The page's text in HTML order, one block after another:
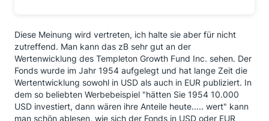
Diese Meinung wird vertreten, ich halte sie aber für nicht
zutreffend. Man kann das zB sehr gut an der
Wertenwicklung des Templeton Growth Fund Inc. sehen. Der
Fonds wurde im Jahr 1954 aufgelegt und hat lange Zeit die
Wertentwicklung sowohl in USD als auch in EUR publiziert. In
dem so beliebten Werbebeispiel "hätten Sie 1954 10.000
USD investiert, dann wären ihre Anteile heute..... wert" kann
man schön ablesen, wie sich der Fonds in USD oder EUR